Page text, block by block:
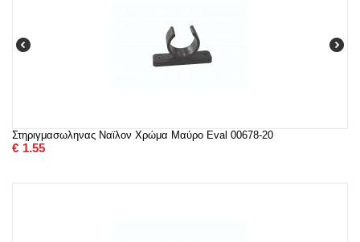
Στηριγμασωληνας Ναϊλον Χρώμα Μαύρο Eval 00678-20
€ 1.55